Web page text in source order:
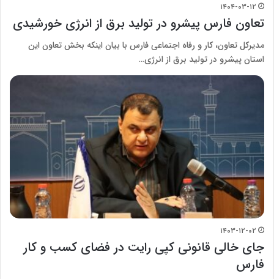
۱۴۰۴-۰۳-۱۲
تعاون فارس پیشرو در تولید برق از انرژی‌ خورشیدی
مدیرکل تعاون، کار و رفاه اجتماعی فارس با بیان اینکه بخش تعاون این
استان پیشرو در تولید برق از انرژی…
۱۴۰۳-۱۲-۰۲
جای خالی قانونی کپی رایت در فضای کسب و کار
فارس